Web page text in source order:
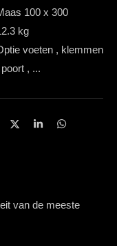
100 x 300
kg
voeten , klemmen
poort , ...
D
S
D
van de meeste